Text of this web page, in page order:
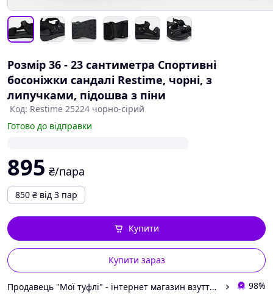
Розмір 36 - 23 сантиметра Спортивні
босоніжки сандалі Restime, чорні, з
липучками, підошва з піни
Код: Restime 25224 чорно-сірий
Готово до відправки
895 ₴/пара
850 ₴ від 3 пар
Купити зараз
Купити
Продавець "Мої туфлі" - інтернет магазин взуття на всі випадки життя. 98%